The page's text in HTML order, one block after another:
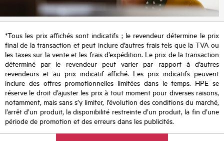
*Tous les prix affichés sont indicatifs ; le revendeur détermine le prix
final de la transaction et peut inclure d’autres frais tels que la TVA ou
les taxes sur la vente et les frais d’expédition. Le prix de la transaction
déterminé par le revendeur peut varier par rapport à d’autres
revendeurs et au prix indicatif affiché. Les prix indicatifs peuvent
inclure des offres promotionnelles limitées dans le temps. HPE se
réserve le droit d’ajuster les prix à tout moment pour diverses raisons,
notamment, mais sans s’y limiter, l’évolution des conditions du marché,
l’arrêt d’un produit, la disponibilité restreinte d’un produit, la fin d’une
période de promotion et des erreurs dans les publicités.